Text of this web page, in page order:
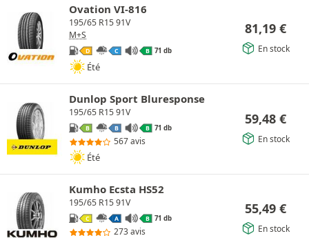
Ovation VI-816
195/65 R15 91V
M+S
D C B 71 db
Été
81,19 €
En stock
Dunlop Sport Bluresponse
195/65 R15 91V
B B B 71 db
567 avis
Été
59,48 €
En stock
Kumho Ecsta HS52
195/65 R15 91V
C A B 71 db
273 avis
55,49 €
En stock